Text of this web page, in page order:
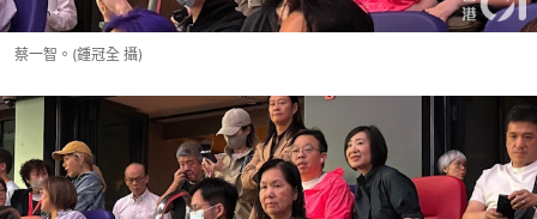
蔡一智。(鍾冠全 攝)